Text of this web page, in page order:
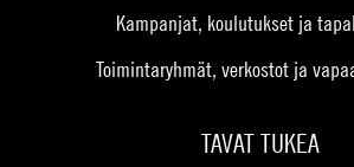
Kampanjat, koulutukset ja
Toimintaryhmät, verkostot ja
TAVAT TUKEA